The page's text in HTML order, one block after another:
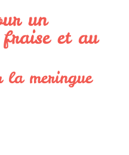
un
et au
la meringue